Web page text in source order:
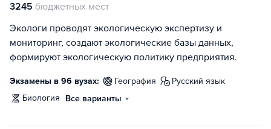
3245 бюджетных мест
Экологи проводят экологическую экспертизу и
мониторинг, создают экологические базы данных,
формируют экологическую политику предприятия.
Экзамены в 96 вузах: география
русский язык
биология
Все варианты